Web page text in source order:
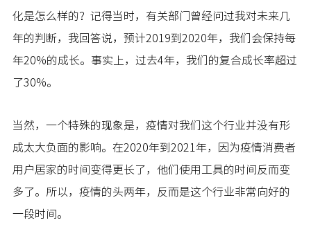
化是怎么样的？记得当时，有关部门曾经问过我对未来几
年的判断，我回答说，预计2019到2020年，我们会保持每
年20%的成长。事实上，过去4年，我们的复合成长率超过
了30%。
当然，一个特殊的现象是，疫情对我们这个行业并没有形
成太大负面的影响。在2020年到2021年，因为疫情消费者
用户居家的时间变得更长了，他们使用工具的时间反而变
多了。所以，疫情的头两年，反而是这个行业非常向好的
一段时间。